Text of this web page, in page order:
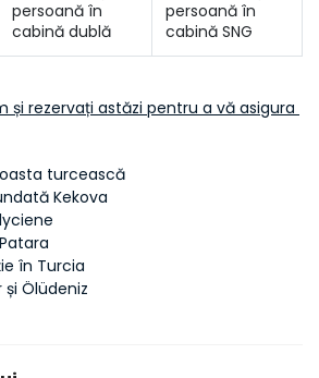
persoană în
cabină dublă
persoană în
cabină SNG
rezervați astăzi pentru a vă asigura
turcească
Kekova
în Turcia
și Ölüdeniz